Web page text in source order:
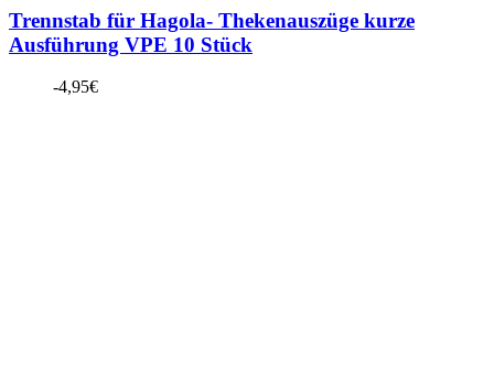
Trennstab für Hagola- Thekenauszüge kurze
Ausführung VPE 10 Stück
-4,95€